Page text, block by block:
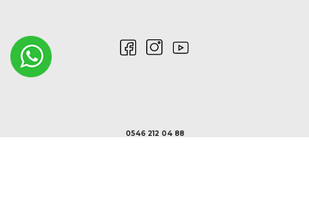
0546 212 04 88